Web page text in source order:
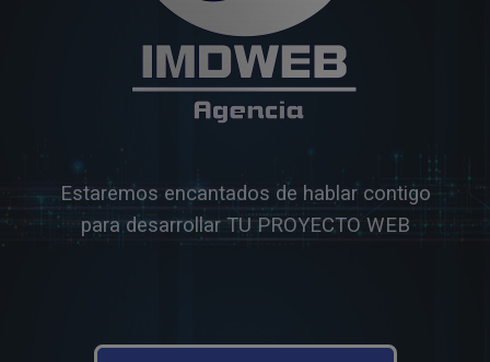
Estaremos encantados de hablar contigo
para desarrollar TU PROYECTO WEB